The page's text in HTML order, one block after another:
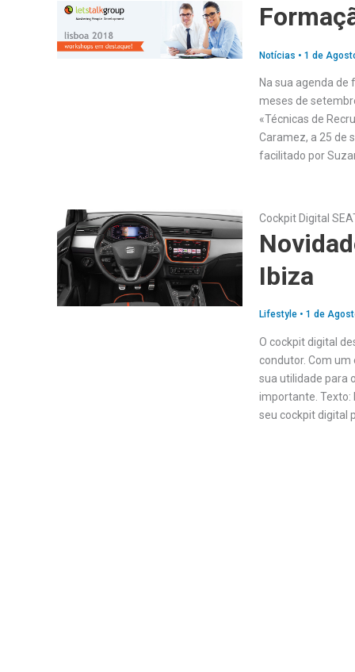
Notícias • 1 de
Na sua agenda
meses de
«Técnicas de
Caramez, a 25 de
facilitado por
Cockpit Digital
Ibiza
Lifestyle• 1 de
O cockpit digital
condutor. Com
sua utilidade para
importante. Texto:
seu cockpit digital